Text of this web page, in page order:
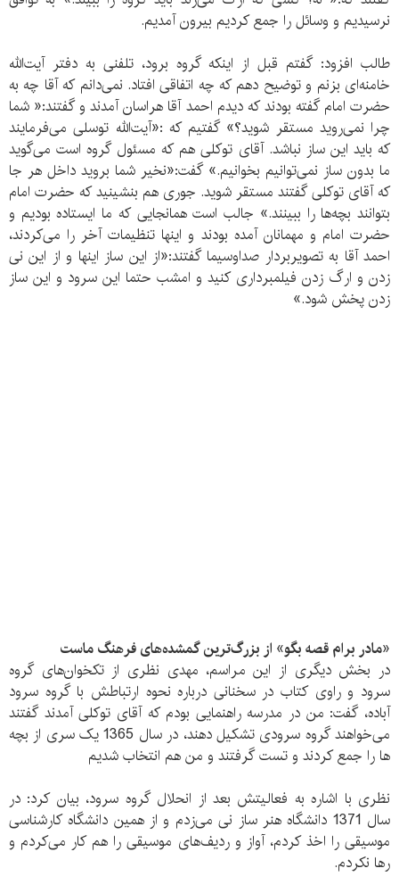
نرسیدیم و وسائل را جمع کردیم بیرون آمدیم.
طالب افزود: گفتم قبل از اینکه گروه برود، تلفنی به دفتر آیت‌الله
خامنه‌ای بزنم و توضیح دهم که چه اتفاقی افتاد. نمی‌دانم که آقا چه به
حضرت امام گفته بودند که دیدم احمد آقا هراسان آمدند و گفتند:« شما
چرا نمی‌روید مستقر شوید؟» گفتیم که :«آیت‌الله توسلی می‌فرمایند
که باید این ساز نباشد. آقای توکلی هم که مسئول گروه است می‌گوید
ما بدون ساز نمی‌توانیم بخوانیم.» گفت:«نخیر شما بروید داخل هر جا
که آقای توکلی گفتند مستقر شوید. جوری هم بنشینید که حضرت امام
بتوانند بچه‌ها را ببینند.» جالب است همانجایی که ما ایستاده بودیم و
حضرت امام و مهمانان آمده بودند و اینها تنظیمات آخر را می‌کردند،
احمد آقا به تصویربردار صداوسیما گفتند:«از این ساز اینها و از این نی
زدن و ارگ زدن فیلمبرداری کنید و امشب حتما این سرود و این ساز
زدن پخش شود.»
«مادر برام قصه بگو» از بزرگ‌ترین گمشده‌های فرهنگ ماست
در بخش دیگری از این مراسم، مهدی نظری از تکخوان‌های گروه
سرود و راوی کتاب در سخنانی درباره نحوه ارتباطش با گروه سرود
آباده، گفت: من در مدرسه راهنمایی بودم که آقای توکلی آمدند گفتند
می‌خواهند گروه سرودی تشکیل دهند، در سال 1365 یک سری از بچه
ها را جمع کردند و تست گرفتند و من هم انتخاب شدیم
نظری با اشاره به فعالیتش بعد از انحلال گروه سرود، بیان کرد: در
سال 1371 دانشگاه هنر ساز نی می‌زدم و از همین دانشگاه کارشناسی
موسیقی را اخذ کردم، آواز و ردیف‌های موسیقی را هم کار می‌کردم و
رها نکردم.